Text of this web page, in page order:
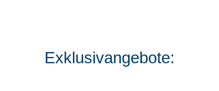
Exklusivangebote: